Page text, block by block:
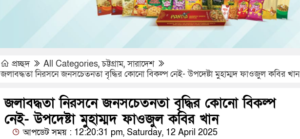
প্রচ্ছদ All Categories,চট্টগ্রাম,সারাদেশ
জলাবদ্ধতা নিরসনে জনসচেতনতা বৃদ্ধির কোনো বিকল্প নেই- উপদেষ্টা মুহাম্মদ ফাওজুল কবির খান
জলাবদ্ধতা নিরসনে জনসচেতনতা বৃদ্ধির কোনো বিকল্প
নেই- উপদেষ্টা মুহাম্মদ ফাওজুল কবির খান
আপডেট সময় : 12:20:31 pm, Saturday, 12 April 2025